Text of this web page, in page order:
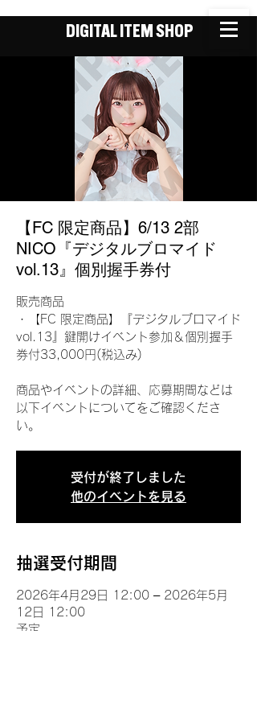
DIGITAL ITEM SHOP
【FC 限定商品】6/13 2部
NICO『デジタルブロマイド
vol.13』個別握手券付
販売商品
・【FC 限定商品】『デジタルブロマイド
vol.13』鍵開けイベント参加＆個別握手
券付33,000円(税込み)
商品やイベントの詳細、応募期間などは
以下イベントについてをご確認くださ
い。
受付が終了しました
他のイベントを見る
抽選受付期間
2026年4月29日 12:00 – 2026年5月
12日 12:00
予定